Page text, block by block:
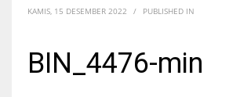
KAMIS, 15 DESEMBER 2022 / PUBLISHED IN
BIN_4476-min